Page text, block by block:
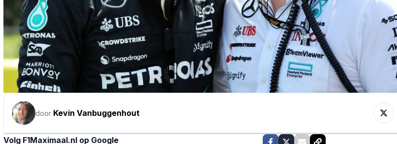
door Kevin Vanbuggenhout
Volg F1Maximaal.nl op Google